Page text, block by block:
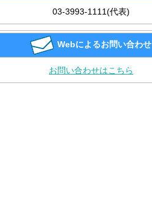
03-3993-1111(代表)
Webによるお問い合わせ
お問い合わせはこちら